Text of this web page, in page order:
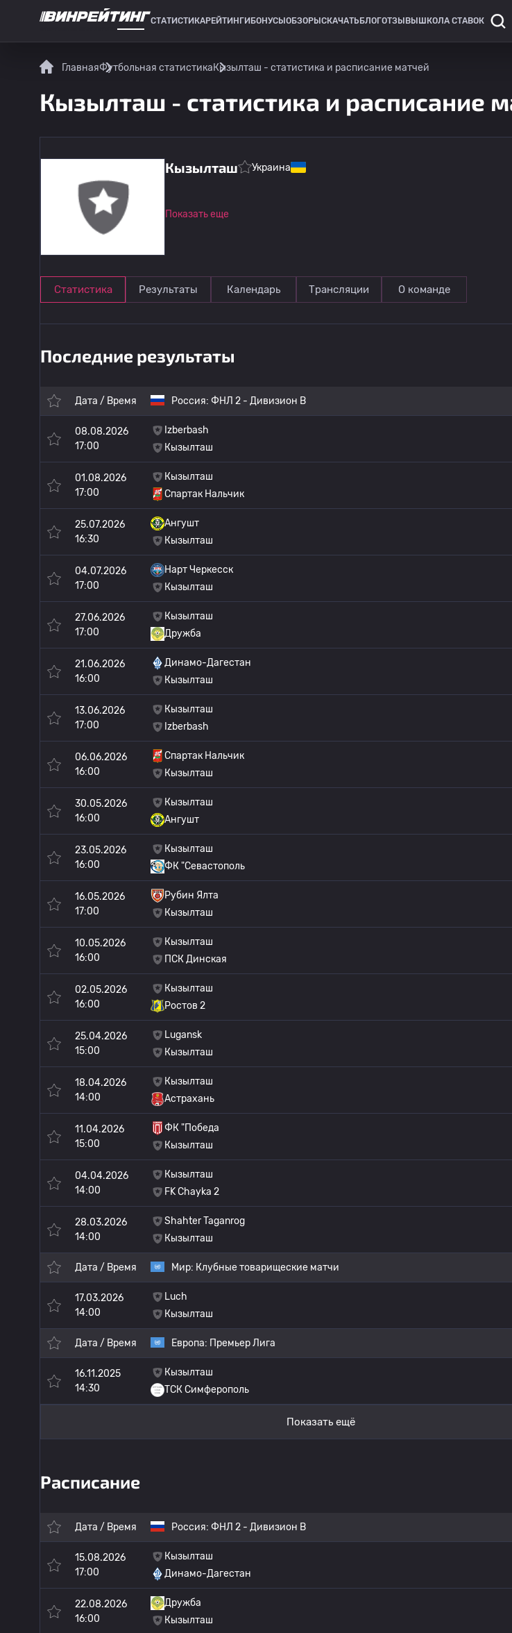
СТАТИСТИКАРЕЙТИНГИ БОНУСЫ ОБЗОРЫ СКАЧАТЬ БЛОГОТЗЫВЫ ШКОЛА СТАВОК
ГлавнаяФутбольная статистикаКызылташ - статистика и расписание матчей
Кызылташ - статистика и расписание
Кызылташ Украина
Показать еще
Статистика Результаты Календарь Трансляции О команде
Последние результаты
Дата / Время Россия: ФНЛ 2 - Дивизион B
08.08.2026
17:00
Izberbash
Кызылташ
01.08.2026
17:00
Кызылташ
Спартак Нальчик
25.07.2026
16:30
Ангушт
Кызылташ
04.07.2026
17:00
Нарт Черкесск
Кызылташ
27.06.2026
17:00
Кызылташ
Дружба
21.06.2026
16:00
Динамо-Дагестан
Кызылташ
13.06.2026
17:00
Кызылташ
Izberbash
06.06.2026
16:00
Спартак Нальчик
Кызылташ
30.05.2026
16:00
Кызылташ
Ангушт
23.05.2026
16:00
Кызылташ
ФК "Севастополь
16.05.2026
17:00
Рубин Ялта
Кызылташ
10.05.2026
16:00
Кызылташ
ПСК Динская
02.05.2026
16:00
Кызылташ
Ростов 2
25.04.2026
15:00
Lugansk
Кызылташ
18.04.2026
14:00
Кызылташ
Астрахань
11.04.2026
15:00
ФК "Победа
Кызылташ
04.04.2026
14:00
Кызылташ
FK Chayka 2
28.03.2026
14:00
Shahter Taganrog
Кызылташ
Дата / Время Мир: Клубные товарищеские матчи
17.03.2026
14:00
Luch
Кызылташ
Дата / Время Европа: Премьер Лига
16.11.2025
14:30
Кызылташ
ТСК Симферополь
Показать ещё
Расписание
Дата / Время Россия: ФНЛ 2 - Дивизион B
15.08.2026
17:00
Кызылташ
Динамо-Дагестан
22.08.2026
16:00
Дружба
Кызылташ